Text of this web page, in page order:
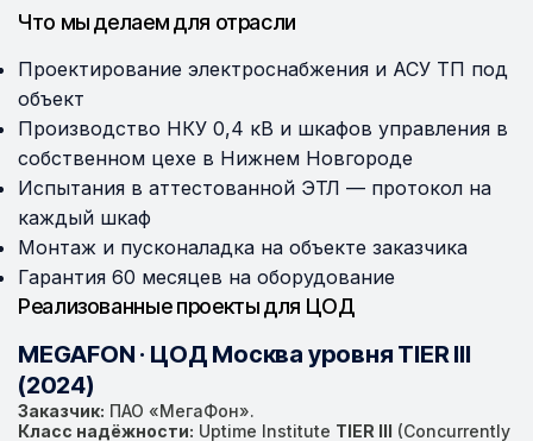
Что мы делаем для отрасли
Проектирование электроснабжения и АСУ ТП под
объект
Производство НКУ 0,4 кВ и шкафов управления в
собственном цехе в Нижнем Новгороде
Испытания в аттестованной ЭТЛ — протокол на
каждый шкаф
Монтаж и пусконаладка на объекте заказчика
Гарантия 60 месяцев на оборудование
Реализованные проекты для ЦОД
MEGAFON · ЦОД Москва уровня TIER III
(2024)
Заказчик: ПАО «МегаФон».
Класс надёжности: Uptime Institute TIER III (Concurrently